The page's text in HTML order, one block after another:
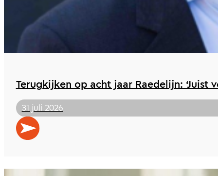
Terugkijken op acht jaar Raedelijn: ‘Juist
31 juli 2026